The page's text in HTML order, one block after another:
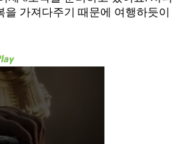
가져다주기 때문에 여행하듯이